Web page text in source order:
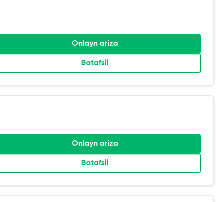
Onlayn ariza
Batafsil
Onlayn ariza
Batafsil